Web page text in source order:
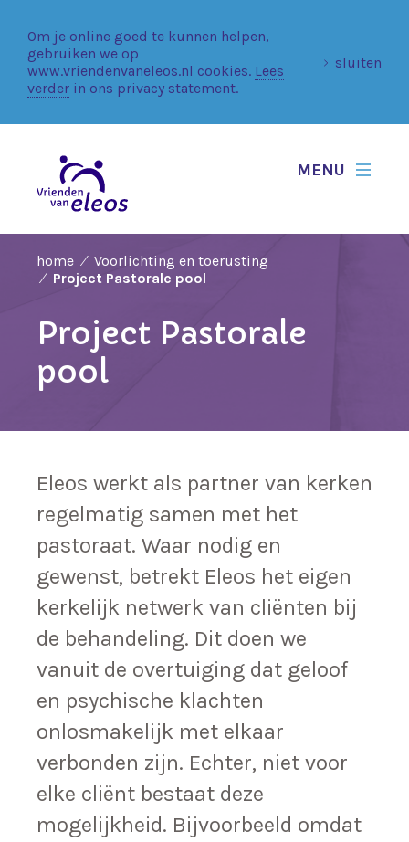
Om je online goed te kunnen helpen,
gebruiken we op
www.vriendenvaneleos.nl cookies. Lees
verder in ons privacy statement.
sluiten
MENU
home
Voorlichting en toerusting
Project Pastorale pool
Project Pastorale
pool
Eleos werkt als partner van kerken
regelmatig samen met het
pastoraat. Waar nodig en
gewenst, betrekt Eleos het eigen
kerkelijk netwerk van cliënten bij
de behandeling. Dit doen we
vanuit de overtuiging dat geloof
en psychische klachten
onlosmakelijk met elkaar
verbonden zijn. Echter, niet voor
elke cliënt bestaat deze
mogelijkheid. Bijvoorbeeld omdat